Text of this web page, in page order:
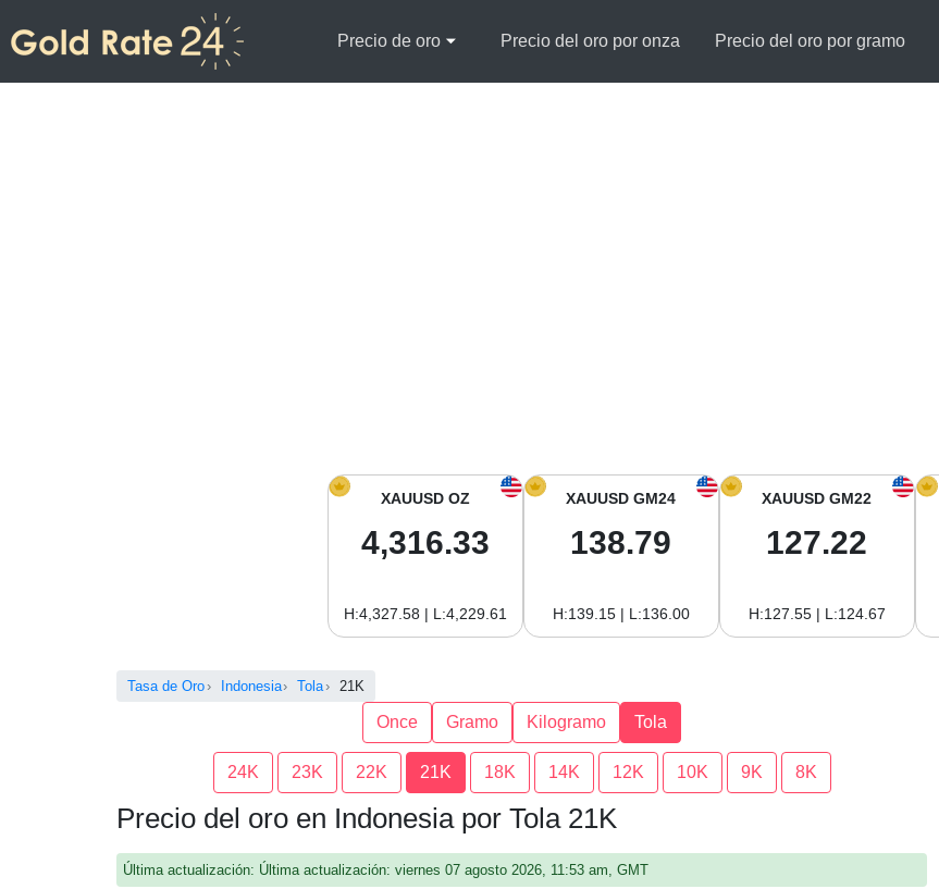
Precio de oro Precio del oro por onza Precio del oro por gramo
XAUUSD OZ
4,316.33
H:4,327.58 | L:4,229.61
XAUUSD GM24
138.79
H:139.15 | L:136.00
XAUUSD GM22
127.22
H:127.55 | L:124.67
Tasa de Oro Indonesia Tola 21K
Once Gramo Kilogramo Tola
24K 23K 22K 21K 18K 14K 12K 10K 9K 8K
Precio del oro en Indonesia por Tola 21K
Última actualización: Última actualización: viernes 07 agosto 2026, 11:53 am, GMT